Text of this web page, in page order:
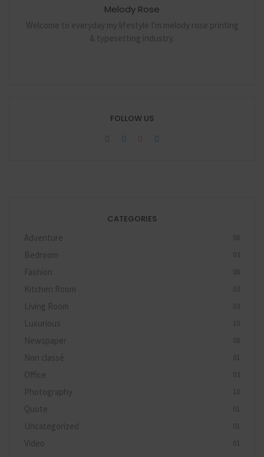
Melody Rose
Welcome to everyday my lifestyle I'm melody rose printing
& typesetting industry.
FOLLOW US
CATEGORIES
Adventure
08
Bedroom 03
Fashion 08
Kitchen Room 03
Living Room 03
Luxurious 10
Newspaper 08
Non classé 01
Office 03
Photography 10
Quote 01
Uncategorized 01
Video 01